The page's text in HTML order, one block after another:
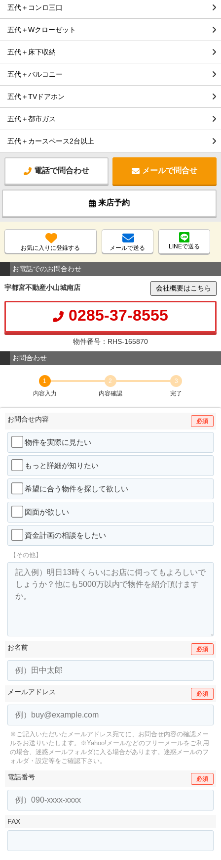
五代＋コンロ三口
五代＋Wクローゼット
五代＋床下収納
五代＋バルコニー
五代＋TVドアホン
五代＋都市ガス
五代＋カースペース2台以上
電話で問合わせ メールで問合せ
来店予約
お気に入りに登録する メールで送る LINEで送る
お電話でのお問合わせ
宇都宮不動産小山城南店 会社概要はこちら
0285-37-8555
物件番号：RHS-165870
お問合わせ
1
内容入力
2
内容確認
3
完了
お問合せ内容 必須
物件を実際に見たい
もっと詳細が知りたい
希望に合う物件を探して欲しい
図面が欲しい
資金計画の相談をしたい
【その他】
お名前 必須
メールアドレス 必須
※ご記入いただいたメールアドレス宛てに、お問合せ内容の確認メー
ルをお送りいたします。
※Yahoo!メールなどのフリーメールをご利用
の場合、迷惑メールフォルダに入る場合があります。 迷惑メールのフ
ォルダ・設定等をご確認下さい。
電話番号 必須
FAX